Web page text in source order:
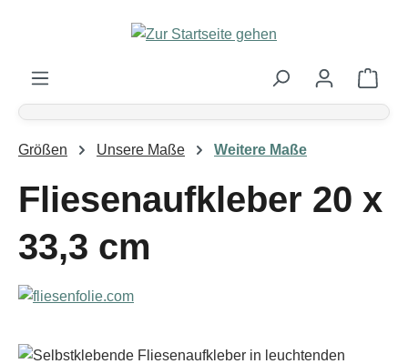
Zum Hauptinhalt springen
Größen Unsere Maße Weitere Maße
Fliesenaufkleber 20 x
33,3 cm
Bildergalerie überspringen